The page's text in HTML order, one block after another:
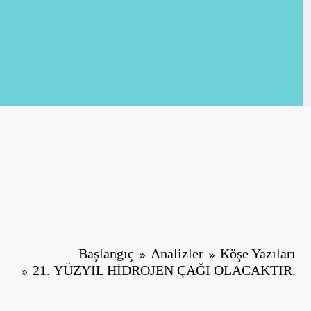
Başlangıç Analizler
Köşe Yazıları
21. YÜZYIL HİDROJEN ÇAĞI OLACAKTIR.